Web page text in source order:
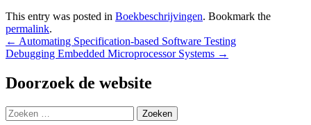
This entry was posted in Boekbeschrijvingen. Bookmark the
permalink.
Bericht
navigatie
← Automating Specification-based Software Testing
Debugging Embedded Microprocessor Systems →
Doorzoek de website
Zoeken